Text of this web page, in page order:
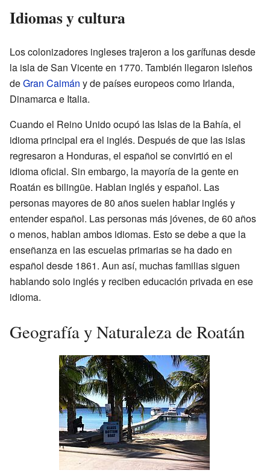
Idiomas y cultura
Los colonizadores ingleses trajeron a los garífunas desde
la isla de San Vicente en 1770. También llegaron isleños
deGran Caimán y de países europeos como Irlanda,
Dinamarca e Italia.
Cuando el Reino Unido ocupó las Islas de la Bahía, el
idioma principal era el inglés. Después de que las islas
regresaron a Honduras, el español se convirtió en el
idioma oficial. Sin embargo, la mayoría de la gente en
Roatán es bilingüe. Hablan inglés y español. Las
personas mayores de 80 años suelen hablar inglés y
entender español. Las personas más jóvenes, de 60 años
o menos, hablan ambos idiomas. Esto se debe a que la
enseñanza en las escuelas primarias se ha dado en
español desde 1861. Aun así, muchas familias siguen
hablando solo inglés y reciben educación privada en ese
idioma.
Geografía y Naturaleza de Roatán